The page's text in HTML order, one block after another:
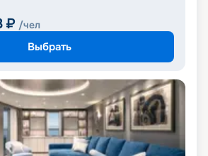
₽ /чел
Выбрать